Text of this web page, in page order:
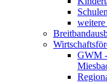
Schulen
GWM